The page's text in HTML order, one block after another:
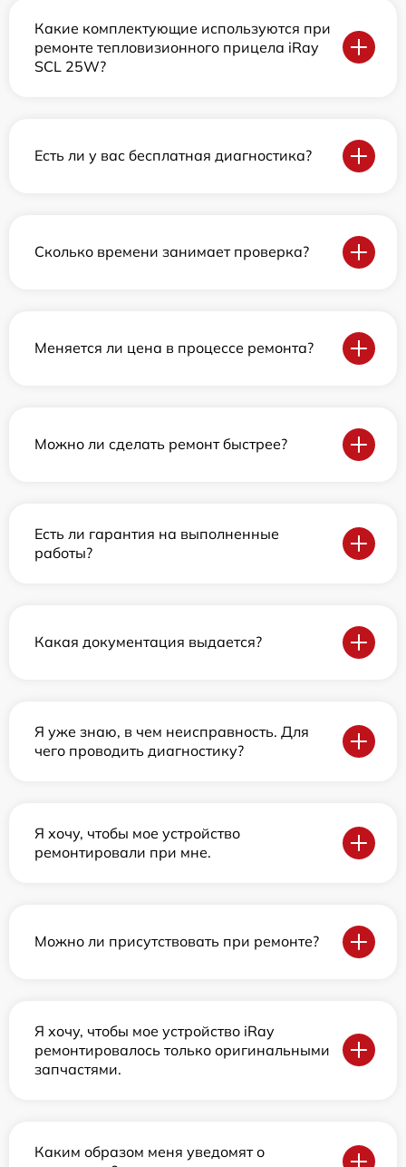
Какие комплектующие используются при
ремонте тепловизионного прицела iRay
SCL 25W?
Есть ли у вас бесплатная диагностика?
Сколько времени занимает проверка?
Меняется ли цена в процессе ремонта?
Можно ли сделать ремонт быстрее?
Есть ли гарантия на выполненные
работы?
Какая документация выдается?
Я уже знаю, в чем неисправность. Для
чего проводить диагностику?
Я хочу, чтобы мое устройство
ремонтировали при мне.
Можно ли присутствовать при ремонте?
Я хочу, чтобы мое устройство iRay
ремонтировалось только оригинальными
запчастями.
Каким образом меня уведомят о